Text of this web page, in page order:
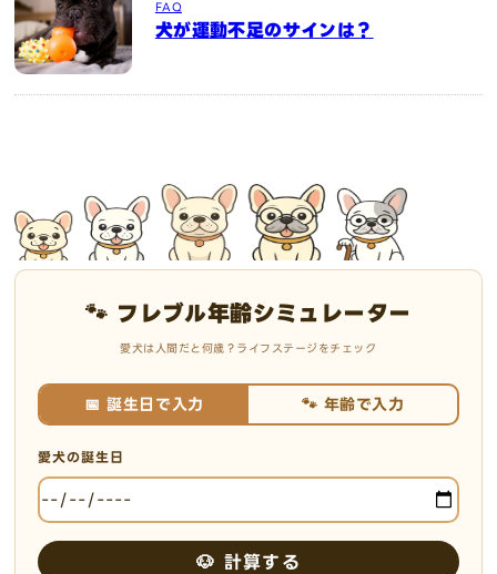
FAQ
犬が運動不足のサインは？
🐾 フレブル年齢シミュレーター
愛犬は人間だと何歳？ライフステージをチェック
📅 誕生日で入力 🐾 年齢で入力
愛犬の誕生日
🐶 計算する